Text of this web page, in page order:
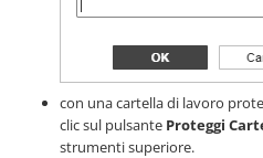
con una cartella di lavoro
clic sul pulsante Proteggi
strumenti superiore.